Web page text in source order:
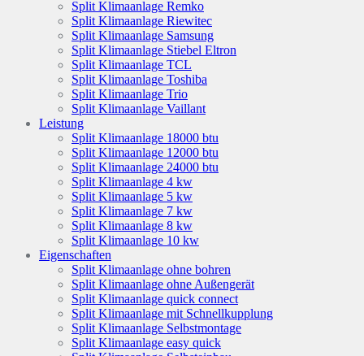
Split Klimaanlage Remko
Split Klimaanlage Riewitec
Split Klimaanlage Samsung
Split Klimaanlage Stiebel Eltron
Split Klimaanlage TCL
Split Klimaanlage Toshiba
Split Klimaanlage Trio
Split Klimaanlage Vaillant
Leistung
Split Klimaanlage 18000 btu
Split Klimaanlage 12000 btu
Split Klimaanlage 24000 btu
Split Klimaanlage 4 kw
Split Klimaanlage 5 kw
Split Klimaanlage 7 kw
Split Klimaanlage 8 kw
Split Klimaanlage 10 kw
Eigenschaften
Split Klimaanlage ohne bohren
Split Klimaanlage ohne Außengerät
Split Klimaanlage quick connect
Split Klimaanlage mit Schnellkupplung
Split Klimaanlage Selbstmontage
Split Klimaanlage easy quick